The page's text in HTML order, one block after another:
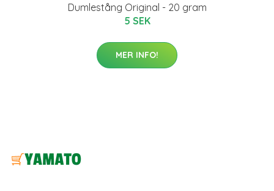
Dumlestång Original - 20 gram
5 SEK
MER INFO!